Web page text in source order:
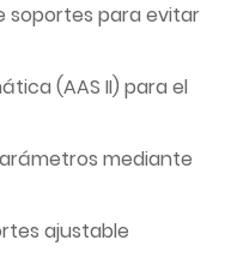
soportes para evitar
(AAS II) para el
mediante
ajustable